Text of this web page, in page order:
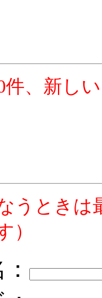
件、新し
うときは
）